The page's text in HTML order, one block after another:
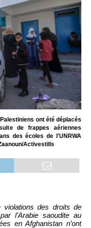
ont été déplacés
de frappes aériennes
des écoles de l'UNRWA
Activestills
violations des droits de
l’Arabie saoudite au
en Afghanistan n’ont